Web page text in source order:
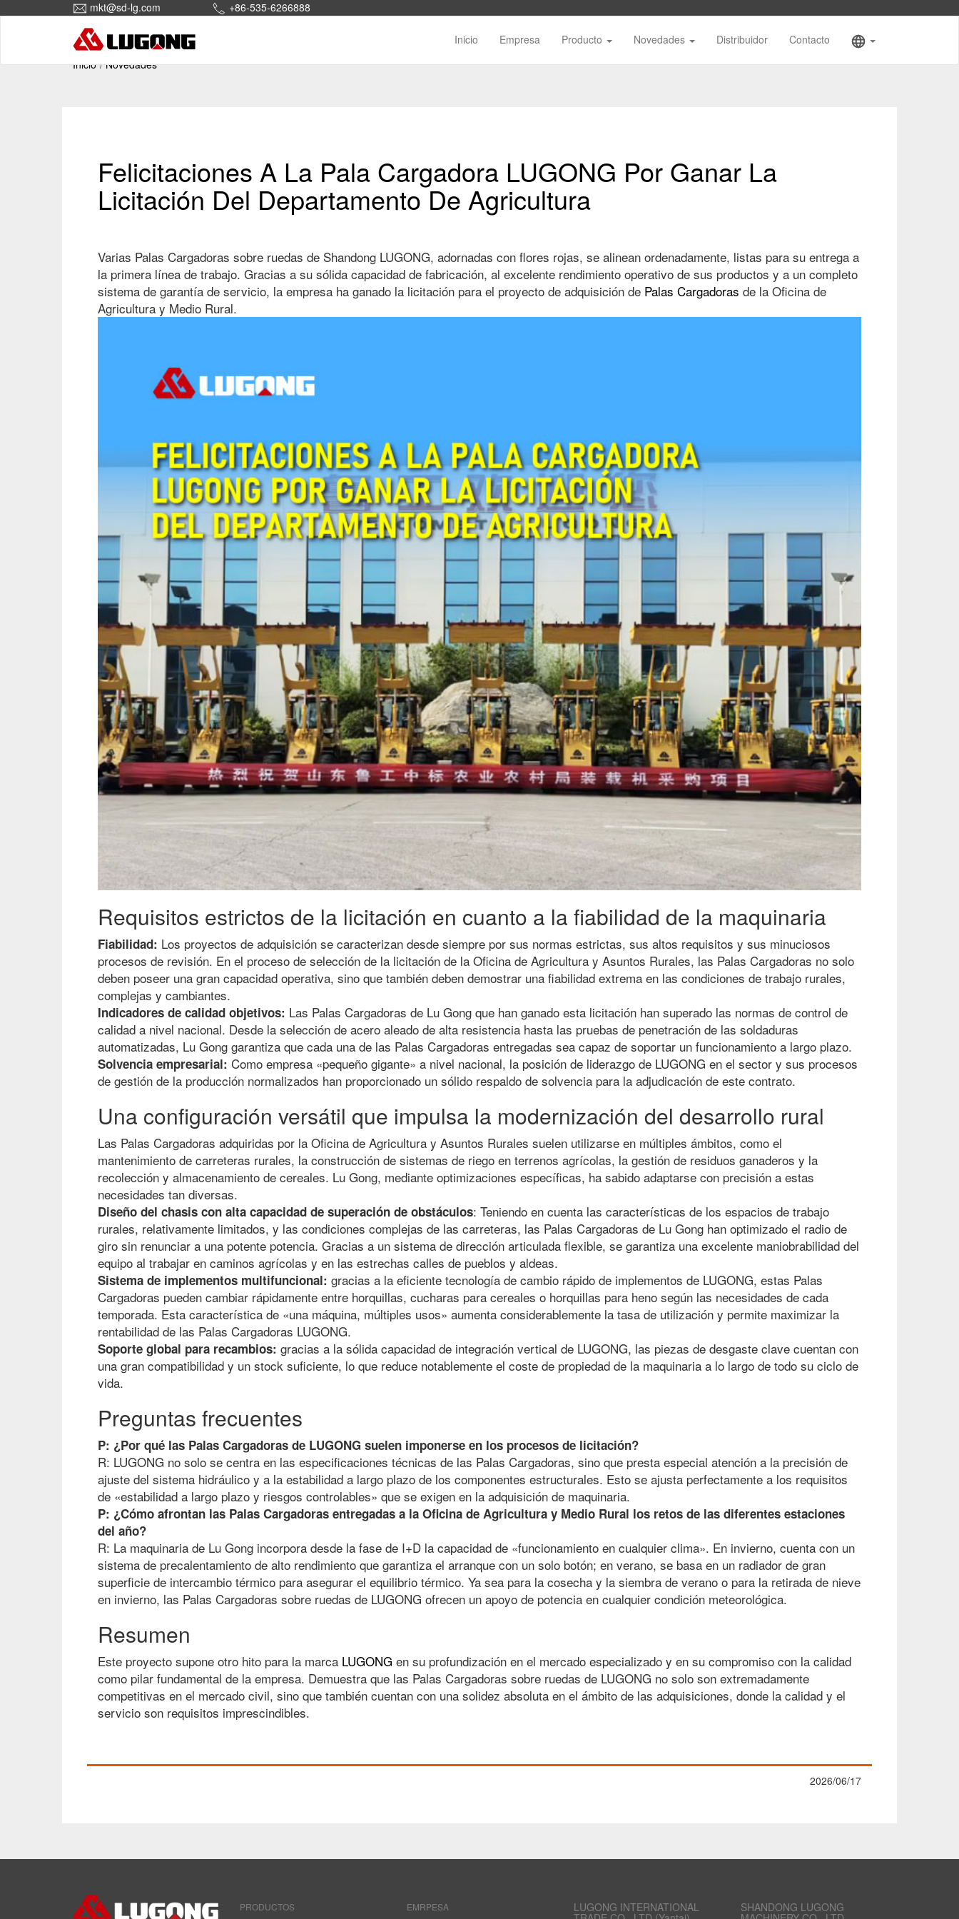
mkt@sd-lg.com +86-535-6266888
Inicio Empresa Producto Novedades Distribuidor
Contacto
Inicio
Novedades
Felicitaciones A La Pala Cargadora LUGONG Por Ganar La
Licitación Del Departamento De Agricultura
Varias Palas Cargadoras sobre ruedas de Shandong LUGONG, adornadas con flores rojas, se alinean ordenadamente, listas para su entrega a
la primera línea de trabajo. Gracias a su sólida capacidad de fabricación, al excelente rendimiento operativo de sus productos y a un completo
sistema de garantía de servicio, la empresa ha ganado la licitación para el proyecto de adquisición de Palas Cargadoras de la Oficina de
Agricultura y Medio Rural.
Requisitos estrictos de la licitación en cuanto a la fiabilidad de la maquinaria
Fiabilidad: Los proyectos de adquisición se caracterizan desde siempre por sus normas estrictas, sus altos requisitos y sus minuciosos
procesos de revisión. En el proceso de selección de la licitación de la Oficina de Agricultura y Asuntos Rurales, las Palas Cargadoras no solo
deben poseer una gran capacidad operativa, sino que también deben demostrar una fiabilidad extrema en las condiciones de trabajo rurales,
complejas y cambiantes.
Indicadores de calidad objetivos: Las Palas Cargadoras de Lu Gong que han ganado esta licitación han superado las normas de control de
calidad a nivel nacional. Desde la selección de acero aleado de alta resistencia hasta las pruebas de penetración de las soldaduras
automatizadas, Lu Gong garantiza que cada una de las Palas Cargadoras entregadas sea capaz de soportar un funcionamiento a largo plazo.
Solvencia empresarial: Como empresa «pequeño gigante» a nivel nacional, la posición de liderazgo de LUGONG en el sector y sus procesos
de gestión de la producción normalizados han proporcionado un sólido respaldo de solvencia para la adjudicación de este contrato.
Una configuración versátil que impulsa la modernización del desarrollo rural
Las Palas Cargadoras adquiridas por la Oficina de Agricultura y Asuntos Rurales suelen utilizarse en múltiples ámbitos, como el
mantenimiento de carreteras rurales, la construcción de sistemas de riego en terrenos agrícolas, la gestión de residuos ganaderos y la
recolección y almacenamiento de cereales. Lu Gong, mediante optimizaciones específicas, ha sabido adaptarse con precisión a estas
necesidades tan diversas.
Diseño del chasis con alta capacidad de superación de obstáculos: Teniendo en cuenta las características de los espacios de trabajo
rurales, relativamente limitados, y las condiciones complejas de las carreteras, las Palas Cargadoras de Lu Gong han optimizado el radio de
giro sin renunciar a una potente potencia. Gracias a un sistema de dirección articulada flexible, se garantiza una excelente maniobrabilidad del
equipo al trabajar en caminos agrícolas y en las estrechas calles de pueblos y aldeas.
Sistema de implementos multifuncional: gracias a la eficiente tecnología de cambio rápido de implementos de LUGONG, estas Palas
Cargadoras pueden cambiar rápidamente entre horquillas, cucharas para cereales o horquillas para heno según las necesidades de cada
temporada. Esta característica de «una máquina, múltiples usos» aumenta considerablemente la tasa de utilización y permite maximizar la
rentabilidad de las Palas Cargadoras LUGONG.
Soporte global para recambios: gracias a la sólida capacidad de integración vertical de LUGONG, las piezas de desgaste clave cuentan con
una gran compatibilidad y un stock suficiente, lo que reduce notablemente el coste de propiedad de la maquinaria a lo largo de todo su ciclo de
vida.
Preguntas frecuentes
P: ¿Por qué las Palas Cargadoras de LUGONG suelen imponerse en los procesos de licitación?
R: LUGONG no solo se centra en las especificaciones técnicas de las Palas Cargadoras, sino que presta especial atención a la precisión de
ajuste del sistema hidráulico y a la estabilidad a largo plazo de los componentes estructurales. Esto se ajusta perfectamente a los requisitos
de «estabilidad a largo plazo y riesgos controlables» que se exigen en la adquisición de maquinaria.
P: ¿Cómo afrontan las Palas Cargadoras entregadas a la Oficina de Agricultura y Medio Rural los retos de las diferentes estaciones
del año?
R: La maquinaria de Lu Gong incorpora desde la fase de I+D la capacidad de «funcionamiento en cualquier clima». En invierno, cuenta con un
sistema de precalentamiento de alto rendimiento que garantiza el arranque con un solo botón; en verano, se basa en un radiador de gran
superficie de intercambio térmico para asegurar el equilibrio térmico. Ya sea para la cosecha y la siembra de verano o para la retirada de nieve
en invierno, las Palas Cargadoras sobre ruedas de LUGONG ofrecen un apoyo de potencia en cualquier condición meteorológica.
Resumen
Este proyecto supone otro hito para la marca LUGONG en su profundización en el mercado especializado y en su compromiso con la calidad
como pilar fundamental de la empresa. Demuestra que las Palas Cargadoras sobre ruedas de LUGONG no solo son extremadamente
competitivas en el mercado civil, sino que también cuentan con una solidez absoluta en el ámbito de las adquisiciones, donde la calidad y el
servicio son requisitos imprescindibles.
2026/06/17
PRODUCTOS EMRPESA LUGONG INTERNATIONAL SHANDONG LUGONG